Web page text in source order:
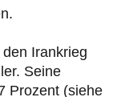
Irankrieg
Seine
Prozent (siehe